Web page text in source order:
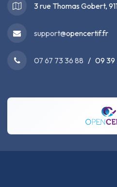
3 rue Thomas Gobert,
support@opencertif.fr
07 67 73 36 88 / 09 39